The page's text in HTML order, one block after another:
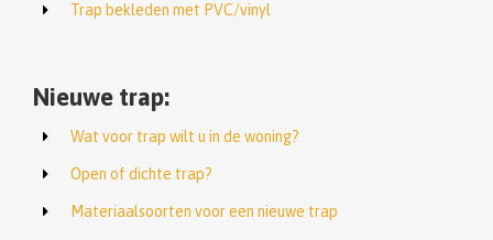
Trap bekleden met PVC/vinyl
Nieuwe trap:
Wat voor trap wilt u in de woning?
Open of dichte trap?
Materiaalsoorten voor een nieuwe trap